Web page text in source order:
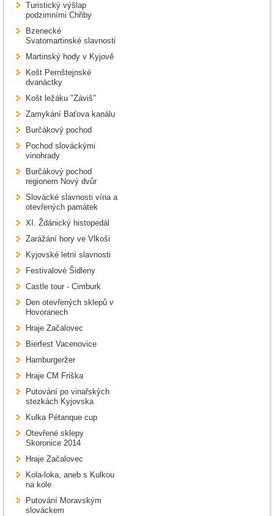
Turistický výšlap
podzimními Chřiby
Bzenecké
Svatomartinské slavnosti
Martinský hody v Kyjově
Košt Pernštejnské
dvanáctky
Košt ležáku "Záviš"
Zamykání Baťova kanálu
Burčákový pochod
Pochod slováckými
vinohrady
Burčákový pochod
regionem Nový dvůr
Slovácké slavnosti vína a
otevřených památek
XI. Ždánický histopedál
Zarážání hory ve Vlkoši
Kyjovské letní slavnosti
Festivalové Šidleny
Castle tour - Cimburk
Den otevřených sklepů v
Hovoranech
Hraje Začalovec
Bierfest Vacenovice
Hamburgeržer
Hraje CM Friška
Putování po vinařských
stezkách Kyjovska
Kulka Pétanque cup
Otevřené sklepy
Skoronice 2014
Hraje Začalovec
Kola-loka, aneb s Kulkou
na kole
Putování Moravským
slováckem